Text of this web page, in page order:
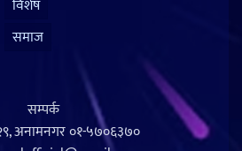
विशेष
समाज
सम्पर्क
अनामनगर०१-५७०६३७०